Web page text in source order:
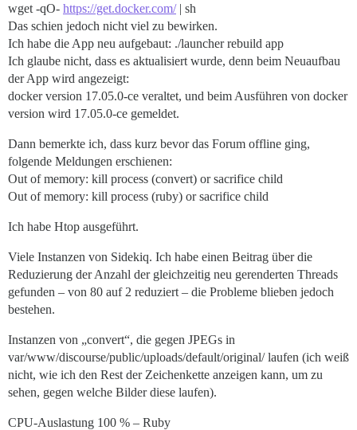
wget -qO- https://get.docker.com/| sh
Das schien jedoch nicht viel zu bewirken.
Ich habe die App neu aufgebaut: ./launcher rebuild app
Ich glaube nicht, dass es aktualisiert wurde, denn beim Neuaufbau
der App wird angezeigt:
docker version 17.05.0-ce veraltet, und beim Ausführen von docker
version wird 17.05.0-ce gemeldet.
Dann bemerkte ich, dass kurz bevor das Forum offline ging,
folgende Meldungen erschienen:
Out of memory: kill process (convert) or sacrifice child
Out of memory: kill process (ruby) or sacrifice child
Ich habe Htop ausgeführt.
Viele Instanzen von Sidekiq. Ich habe einen Beitrag über die
Reduzierung der Anzahl der gleichzeitig neu gerenderten Threads
gefunden – von 80 auf 2 reduziert – die Probleme blieben jedoch
bestehen.
Instanzen von „convert“, die gegen JPEGs in
var/www/discourse/public/uploads/default/original/ laufen (ich weiß
nicht, wie ich den Rest der Zeichenkette anzeigen kann, um zu
sehen, gegen welche Bilder diese laufen).
CPU-Auslastung 100 % – Ruby